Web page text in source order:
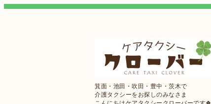
箕面・池田・吹田・豊中・茨木で
介護タクシーをお探しのみなさま